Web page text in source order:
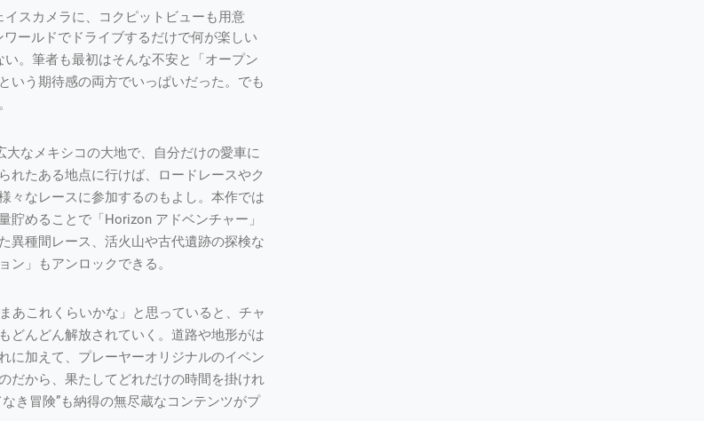
スカメラに、コクピットビューも用意
ールドでドライブするだけで何が楽しい
。筆者も最初はそんな不安と「オープン
いう期待感の両方でいっぱいだった。でも
なメキシコの大地で、自分だけの愛車に
れたある地点に行けば、ロードレースやク
々なレースに参加するのもよし。本作では
めることで「Horizon アドベンチャー」
異種間レース、活火山や古代遺跡の探検な
ン」もアンロックできる。
あこれくらいかな」と思っていると、チャ
どんどん解放されていく。道路や地形がは
に加えて、プレーヤーオリジナルのイベン
だから、果たしてどれだけの時間を掛けれ
き冒険”も納得の無尽蔵なコンテンツがプ